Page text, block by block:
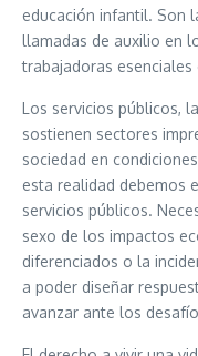
educación infantil. Son
llamadas de auxilio en
trabajadoras
Los servicios públicos,
sostienen sectores
sociedad en
esta realidad debemos
servicios públicos.
sexo de los impactos
diferenciados o la
a poder diseñar
avanzar ante los